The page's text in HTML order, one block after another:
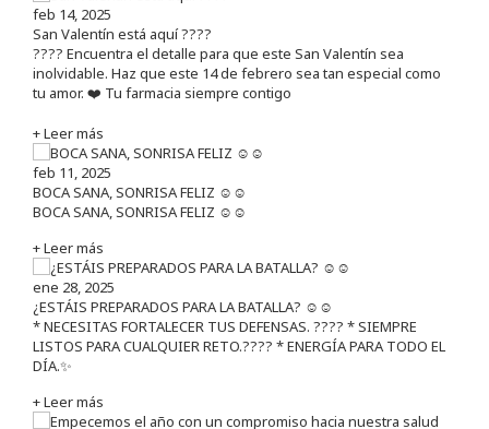
feb 14, 2025
San Valentín está aquí ????
???? Encuentra el detalle para que este San Valentín sea
inolvidable. Haz que este 14 de febrero sea tan especial como
tu amor. ❤️ Tu farmacia siempre contigo
+ Leer más
feb 11, 2025
BOCA SANA, SONRISA FELIZ ☺️☺️
BOCA SANA, SONRISA FELIZ ☺️☺️
+ Leer más
ene 28, 2025
¿ESTÁIS PREPARADOS PARA LA BATALLA? ☺️☺️
* NECESITAS FORTALECER TUS DEFENSAS. ????️ * SIEMPRE
LISTOS PARA CUALQUIER RETO.???? * ENERGÍA PARA TODO EL
DÍA.✨
+ Leer más